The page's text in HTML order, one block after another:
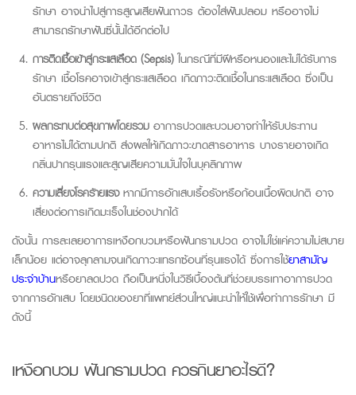
รักษา อาจนำไปสู่การสูญเสียฟันถาวร ต้องใส่ฟันปลอม หรืออาจไม่
สามารถรักษาฟันซี่นั้นได้อีกต่อไป
การติดเชื้อเข้าสู่กระแสเลือด (Sepsis)ในกรณีที่มีฝีหรือหนองและไม่ได้รับการ
รักษา เชื้อโรคอาจเข้าสู่กระแสเลือด เกิดภาวะติดเชื้อในกระแสเลือด ซึ่งเป็น
อันตรายถึงชีวิต
ผลกระทบต่อสุขภาพโดยรวม อาการปวดและบวมอาจทำให้รับประทาน
อาหารไม่ได้ตามปกติ ส่งผลให้เกิดภาวะขาดสารอาหาร บางรายอาจเกิด
กลิ่นปากรุนแรงและสูญเสียความมั่นใจในบุคลิกภาพ
ความเสี่ยงโรคร้ายแรงหากมีการอักเสบเรื้อรังหรือก้อนเนื้อผิดปกติ อาจ
เสี่ยงต่อการเกิดมะเร็งในช่องปากได้
ดังนั้น การละเลยอาการเหงือกบวมหรือฟันกรามปวด อาจไม่ใช่แค่ความไม่สบาย
เล็กน้อย แต่อาจลุกลามจนเกิดภาวะแทรกซ้อนที่รุนแรงได้ ซึ่งการใช้ยาสามัญ
ประจำบ้านหรือยาลดปวด ถือเป็นหนึ่งในวิธีเบื้องต้นที่ช่วยบรรเทาอาการปวด
จากการอักเสบ โดยชนิดของยาที่แพทย์ส่วนใหญ่แนะนำให้ใช้เพื่อทำการรักษา มี
ดังนี้
เหงือกบวม ฟันกรามปวด ควรกินยาอะไรดี?